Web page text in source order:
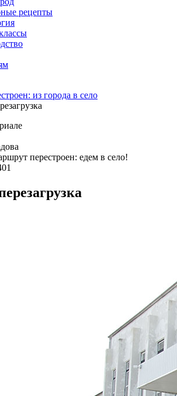
рецепты
из города в село
перестроен: едем в село!